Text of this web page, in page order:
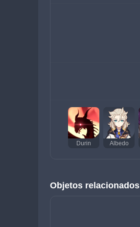
Durin Albedo
Objetos relacionados